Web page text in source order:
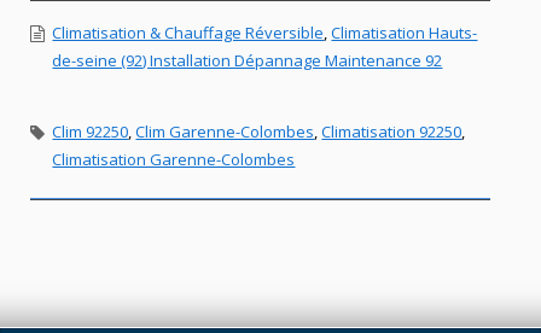
Climatisation & Chauffage Réversible,Climatisation Hauts-
de-seine (92) Installation Dépannage Maintenance 92
Clim 92250,Clim Garenne-Colombes,Climatisation 92250,
Climatisation Garenne-Colombes